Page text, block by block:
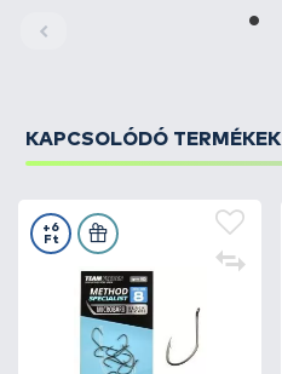
KAPCSOLÓDÓ TERMÉKEK
+6
Ft